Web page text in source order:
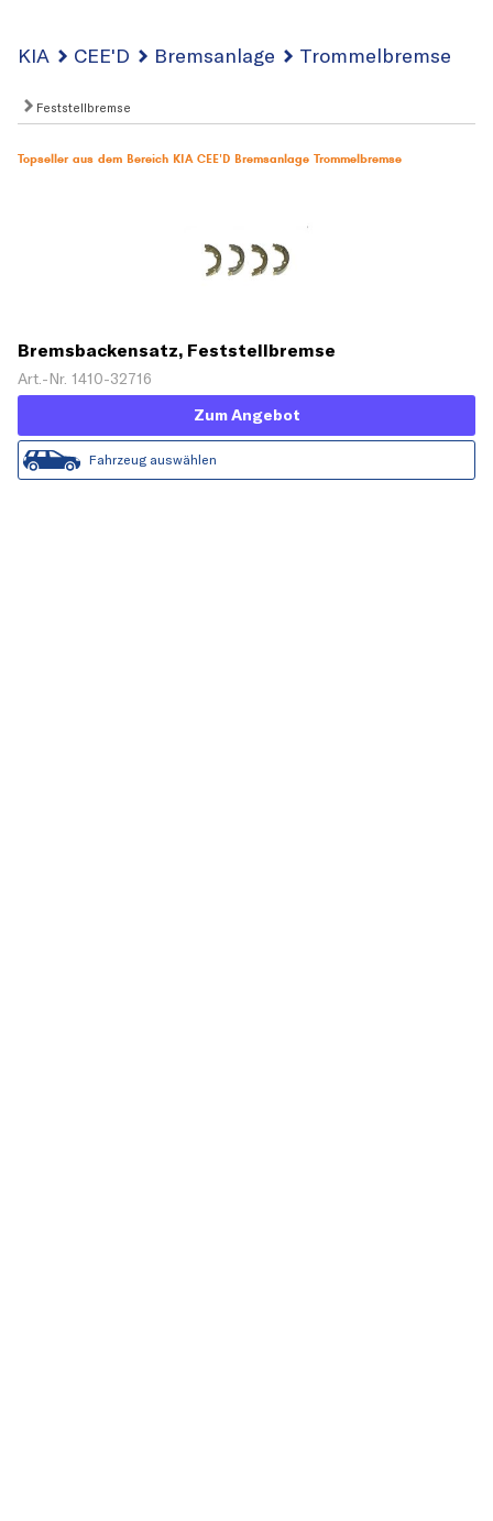
KIA CEE'D Bremsanlage Trommelbremse
Feststellbremse
Topseller aus dem Bereich KIA CEE'D Bremsanlage Trommelbremse
Bremsbackensatz, Feststellbremse
Art.-Nr. 1410-32716
Zum Angebot
Fahrzeug auswählen